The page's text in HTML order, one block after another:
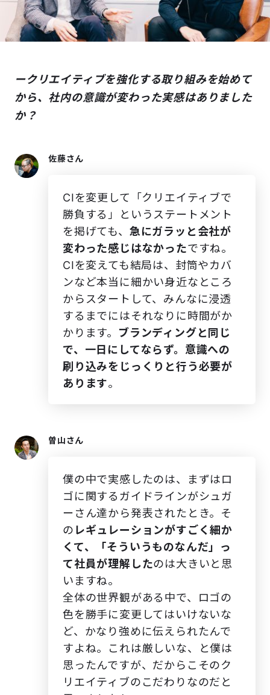
ークリエイティブを強化する取り組みを始めて
から、社内の意識が変わった実感はありました
か？
佐藤さん
CIを変更して「クリエイティブで
勝負する」というステートメント
を掲げても、 急にガラッと会社が
変わった感じはなかったですね。
CIを変えても結局は、封筒やカバ
ンなど本当に細かい身近なところ
からスタートして、みんなに浸透
するまでにはそれなりに時間がか
かります。 ブランディングと同じ
で、一日にしてならず。意識への
刷り込みをじっくりと行う必要が
あります。
曽山さん
僕の中で実感したのは、まずはロ
ゴに関するガイドラインがシュガ
ーさん達から発表されたとき。そ
の レギュレーションがすごく細か
くて、「そういうものなんだ」っ
て社員が理解したのは大きいと思
いますね。
全体の世界観がある中で、ロゴの
色を勝手に変更してはいけないな
ど、かなり強めに伝えられたんで
すよね。これは厳しいな、と僕は
思ったんですが、だからこそのク
リエイティブのこだわりなのだと